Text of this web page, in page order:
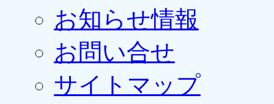
お知らせ情報
お問い合せ
サイトマップ